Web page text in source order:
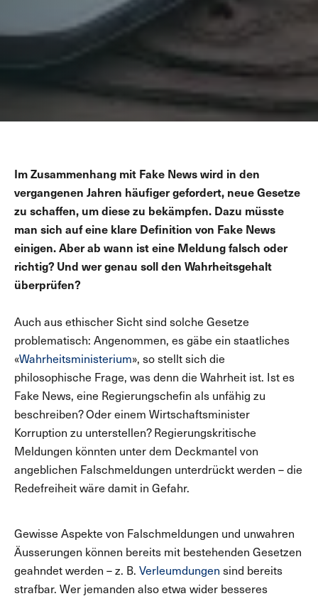
Im Zusammenhang mit Fake News wird in den
vergangenen Jahren häufiger gefordert, neue Gesetze
zu schaffen, um diese zu bekämpfen. Dazu müsste
man sich auf eine klare Definition von Fake News
einigen. Aber ab wann ist eine Meldung falsch oder
richtig? Und wer genau soll den Wahrheitsgehalt
überprüfen?
Auch aus ethischer Sicht sind solche Gesetze
problematisch: Angenommen, es gäbe ein staatliches
«Wahrheitsministerium», so stellt sich die
philosophische Frage, was denn die Wahrheit ist. Ist es
Fake News, eine Regierungschefin als unfähig zu
beschreiben? Oder einem Wirtschaftsminister
Korruption zu unterstellen? Regierungskritische
Meldungen könnten unter dem Deckmantel von
angeblichen Falschmeldungen unterdrückt werden – die
Redefreiheit wäre damit in Gefahr.
Gewisse Aspekte von Falschmeldungen und unwahren
Äusserungen können bereits mit bestehenden Gesetzen
geahndet werden – z. B. Verleumdungen sind bereits
strafbar. Wer jemanden also etwa wider besseres